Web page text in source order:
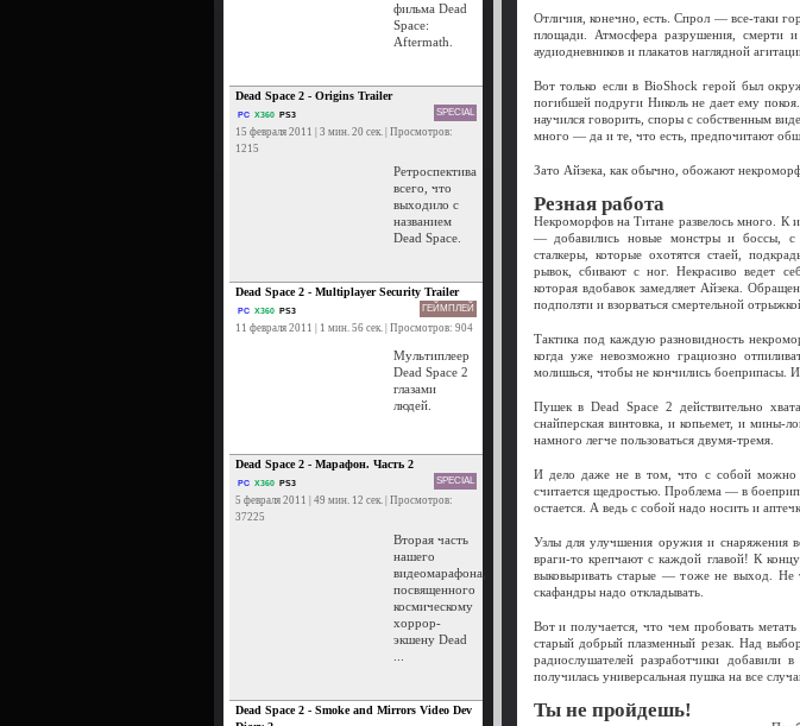
фильма Dead
Space:
Aftermath.
Dead Space 2 - Origins Trailer
PC X360 PS3 SPECIAL
15 февраля 2011 | 3 мин. 20 сек. | Просмотров:
1215
Ретроспектива
всего, что
выходило с
названием
Dead Space.
Dead Space 2 - Multiplayer Security Trailer
PC X360 PS3 ГЕЙМПЛЕЙ
11 февраля 2011 | 1 мин. 56 сек. | Просмотров: 904
Мультиплеер
Dead Space 2
глазами
людей.
Dead Space 2 - Марафон. Часть 2
PC X360 PS3 SPECIAL
5 февраля 2011 | 49 мин. 12 сек. | Просмотров:
37225
Вторая часть
нашего
видеомарафона,
посвященного
космическому
хоррор-
экшену Dead
Dead Space 2 - Smoke and Mirrors Video Dev
Отличия, конечно, есть. Спрол — все-таки
площади. Атмосфера разрушения, смерти
аудиодневников и плакатов наглядной
Вот только если в BioShock герой был
погибшей подруги Николь не дает ему
научился говорить, споры с собственным
много — да и те, что есть, предпочитают
Зато Айзека, как обычно, обожают
Резная работа
Некроморфов на Титане развелось много. К
— добавились новые монстры и боссы,
сталкеры, которые охотятся стаей,
рывок, сбивают с ног. Некрасиво ведет
которая вдобавок замедляет Айзека.
подползти и взорваться смертельной
Тактика под каждую разновидность
когда уже невозможно грациозно
молишься, чтобы не кончились боеприпасы.
Пушек в Dead Space 2 действительно
снайперская винтовка, и копьемет, и мины-
намного легче пользоваться двумя-тремя.
И дело даже не в том, что с собой можно
считается щедростью. Проблема — в
остается. А ведь с собой надо носить и
Узлы для улучшения оружия и снаряжения
враги-то крепчают с каждой главой! К
выковыривать старые — тоже не выход. Не
скафандры надо откладывать.
Вот и получается, что чем пробовать
старый добрый плазменный резак. Над
радиослушателей разработчики добавили
получилась универсальная пушка на все
Ты не пройдешь!